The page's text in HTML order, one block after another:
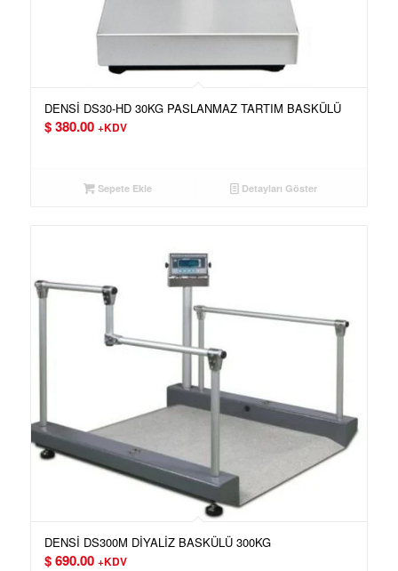
DENSİ DS30-HD 30KG PASLANMAZ TARTIM BASKÜLÜ
$380.00 +KDV
Sepete Ekle Detayları Göster
DENSİ DS300M DİYALİZ BASKÜLÜ 300KG
$690.00 +KDV